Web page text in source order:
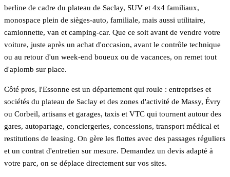
berline de cadre du plateau de Saclay, SUV et 4x4 familiaux,
monospace plein de sièges-auto, familiale, mais aussi utilitaire,
camionnette, van et camping-car. Que ce soit avant de vendre votre
voiture, juste après un achat d'occasion, avant le contrôle technique
ou au retour d'un week-end boueux ou de vacances, on remet tout
d'aplomb sur place.
Côté pros, l'Essonne est un département qui roule : entreprises et
sociétés du plateau de Saclay et des zones d'activité de Massy, Évry
ou Corbeil, artisans et garages, taxis et VTC qui tournent autour des
gares, autopartage, conciergeries, concessions, transport médical et
restitutions de leasing. On gère les flottes avec des passages réguliers
et un contrat d'entretien sur mesure. Demandez un devis adapté à
votre parc, on se déplace directement sur vos sites.